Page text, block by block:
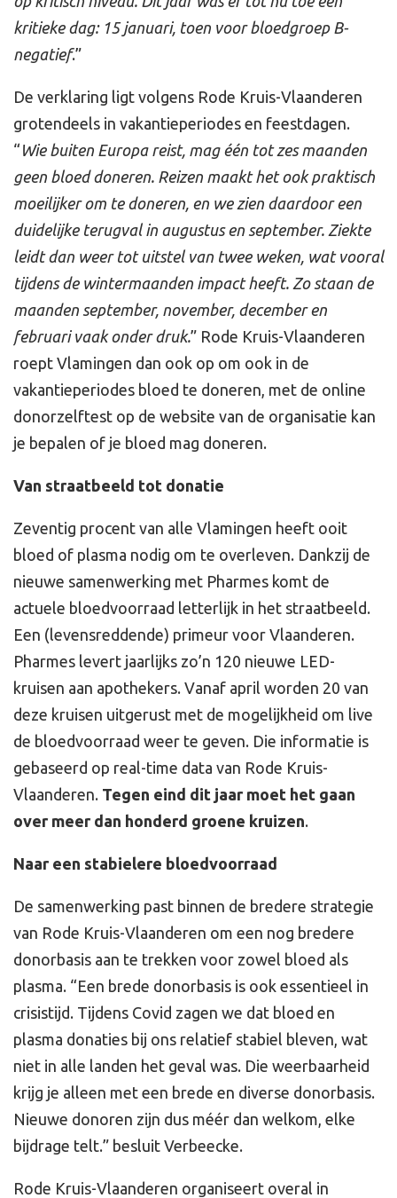
kritieke dag: 15 januari, toen voor bloedgroep B-
negatief.”
De verklaring ligt volgens Rode Kruis-Vlaanderen
grotendeels in vakantieperiodes en feestdagen.
“ Wie buiten Europa reist, mag één tot zes maanden
geen bloed doneren. Reizen maakt het ook praktisch
moeilijker om te doneren, en we zien daardoor een
duidelijke terugval in augustus en september. Ziekte
leidt dan weer tot uitstel van twee weken, wat vooral
tijdens de wintermaanden impact heeft. Zo staan de
maanden september, november, december en
februari vaak onder druk.” Rode Kruis-Vlaanderen
roept Vlamingen dan ook op om ook in de
vakantieperiodes bloed te doneren, met de online
donorzelftest op de website van de organisatie kan
je bepalen of je bloed mag doneren.
Van straatbeeld tot donatie
Zeventig procent van alle Vlamingen heeft ooit
bloed of plasma nodig om te overleven. Dankzij de
nieuwe samenwerking met Pharmes komt de
actuele bloedvoorraad letterlijk in het straatbeeld.
Een (levensreddende) primeur voor Vlaanderen.
Pharmes levert jaarlijks zo’n 120 nieuwe LED-
kruisen aan apothekers. Vanaf april worden 20 van
deze kruisen uitgerust met de mogelijkheid om live
de bloedvoorraad weer te geven. Die informatie is
gebaseerd op real-time data van Rode Kruis-
Vlaanderen. Tegen eind dit jaar moet het gaan
over meer dan honderd groene kruizen.
Naar een stabielere bloedvoorraad
De samenwerking past binnen de bredere strategie
van Rode Kruis-Vlaanderen om een nog bredere
donorbasis aan te trekken voor zowel bloed als
plasma. “Een brede donorbasis is ook essentieel in
crisistijd. Tijdens Covid zagen we dat bloed en
plasma donaties bij ons relatief stabiel bleven, wat
niet in alle landen het geval was. Die weerbaarheid
krijg je alleen met een brede en diverse donorbasis.
Nieuwe donoren zijn dus méér dan welkom, elke
bijdrage telt.” besluit Verbeecke.
Rode Kruis-Vlaanderen organiseert overal in